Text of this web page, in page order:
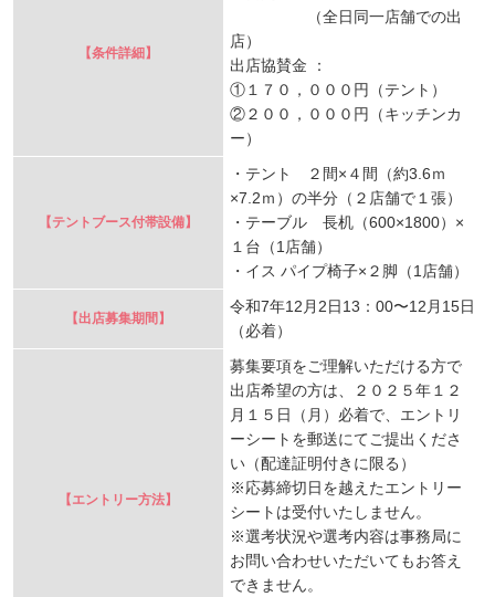
【条件詳細】
（全日同一店舗での出
店）
出店協賛金 ：
①１７０，０００円（テント）
②２００，０００円（キッチンカ
ー）
【テントブース付帯設備】
・テント ２間×４間（約3.6ｍ
×7.2ｍ）の半分（２店舗で１張）
・テーブル 長机（600×1800）×
１台（1店舗）
・イス パイプ椅子×２脚（1店舗）
【出店募集期間】
令和7年12月2日13：00〜12月15日
（必着）
【エントリー方法】
募集要項をご理解いただける方で
出店希望の方は、２０２５年１２
月１５日（月）必着で、エントリ
ーシートを郵送にてご提出くださ
い（配達証明付きに限る）
※応募締切日を越えたエントリー
シートは受付いたしません。
※選考状況や選考内容は事務局に
お問い合わせいただいてもお答え
できません。